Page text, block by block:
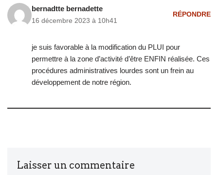
bernadtte bernadette
16 décembre 2023 à 10h41
RÉPONDRE
je suis favorable à la modification du PLUI pour
permettre à la zone d’activité d’être ENFIN réalisée. Ces
procédures administratives lourdes sont un frein au
développement de notre région.
Laisser un commentaire